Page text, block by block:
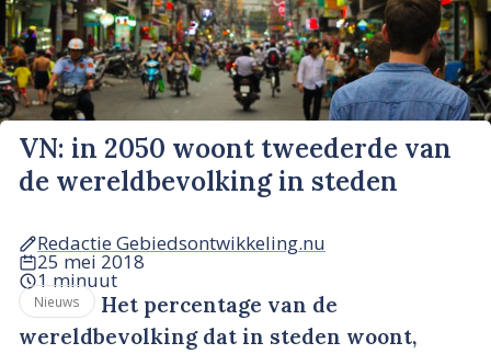
VN: in 2050 woont tweederde van
de wereldbevolking in steden
Redactie Gebiedsontwikkeling.nu
25 mei 2018
1 minuut
Nieuws
Het percentage van de
wereldbevolking dat in steden woont,